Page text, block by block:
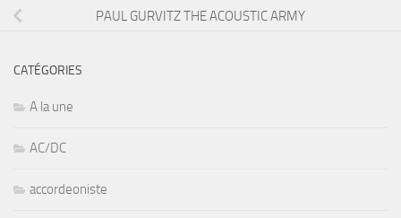
PAUL GURVITZ THE ACOUSTIC ARMY
CATÉGORIES
A la une
AC/DC
accordeoniste